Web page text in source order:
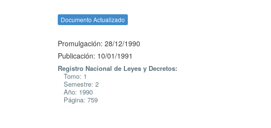
Documento Actualizado
Promulgación: 28/12/1990
Publicación: 10/01/1991
Registro Nacional de Leyes y Decretos:
Tomo: 1
Semestre: 2
Año: 1990
Página: 759